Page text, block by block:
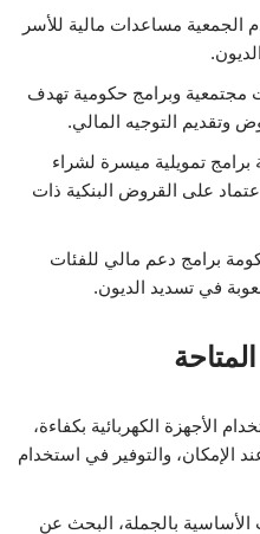
الجمعية مساعدات مالية للأسر
مجتمعية وبرامج حكومية تهدف
وتقديم التوجيه المالي.
برامج تمويلية ميسرة لشراء
على القروض البنكية ذات
برامج دعم مالي للفئات
في تسديد الديون.
الأجهزة الكهربائية بكفاءة،
الإمكان، والتوفير في استخدام
الأساسية بالجملة، البحث عن